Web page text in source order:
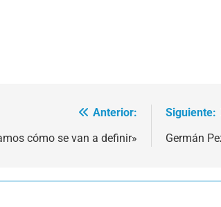
Anterior:
cómo se van a definir»
Siguiente:
Germán